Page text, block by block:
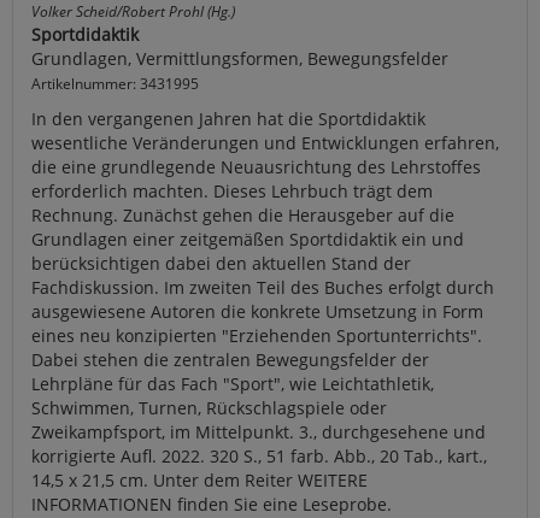
Volker Scheid/Robert Prohl (Hg.)
Sportdidaktik
Grundlagen, Vermittlungsformen, Bewegungsfelder
Artikelnummer: 3431995
In den vergangenen Jahren hat die Sportdidaktik
wesentliche Veränderungen und Entwicklungen erfahren,
die eine grundlegende Neuausrichtung des Lehrstoffes
erforderlich machten. Dieses Lehrbuch trägt dem
Rechnung. Zunächst gehen die Herausgeber auf die
Grundlagen einer zeitgemäßen Sportdidaktik ein und
berücksichtigen dabei den aktuellen Stand der
Fachdiskussion. Im zweiten Teil des Buches erfolgt durch
ausgewiesene Autoren die konkrete Umsetzung in Form
eines neu konzipierten "Erziehenden Sportunterrichts".
Dabei stehen die zentralen Bewegungsfelder der
Lehrpläne für das Fach "Sport", wie Leichtathletik,
Schwimmen, Turnen, Rückschlagspiele oder
Zweikampfsport, im Mittelpunkt. 3., durchgesehene und
korrigierte Aufl. 2022. 320 S., 51 farb. Abb., 20 Tab., kart.,
14,5 x 21,5 cm. Unter dem Reiter WEITERE
INFORMATIONEN finden Sie eine Leseprobe.